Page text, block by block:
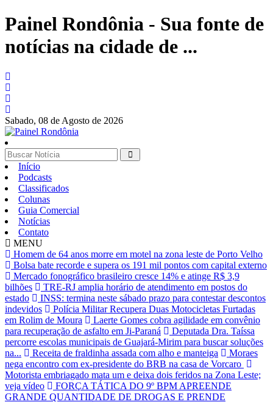
Painel Rondônia - Sua fonte de
notícias na cidade de ...
Sabado, 08 de Agosto de 2026
Início
Podcasts
Classificados
Colunas
Guia Comercial
Notícias
Contato
MENU
Homem de 64 anos morre em motel na zona leste de Porto Velho
Bolsa bate recorde e supera os 191 mil pontos com capital externo
Mercado fonográfico brasileiro cresce 14% e atinge R$ 3,9
bilhões
TRE-RJ amplia horário de atendimento em postos do
estado
INSS: termina neste sábado prazo para contestar descontos
indevidos
Polícia Militar Recupera Duas Motocicletas Furtadas
em Rolim de Moura
Laerte Gomes cobra agilidade em convênio
para recuperação de asfalto em Ji-Paraná
Deputada Dra. Taíssa
percorre escolas municipais de Guajará-Mirim para buscar soluções
na...
Receita de fraldinha assada com alho e manteiga
Moraes
nega encontro com ex-presidente do BRB na casa de Vorcaro
Motorista embriagado mata um e deixa dois feridos na Zona Leste;
veja vídeo
FORÇA TÁTICA DO 9º BPM APREENDE
GRANDE QUANTIDADE DE DROGAS E PRENDE